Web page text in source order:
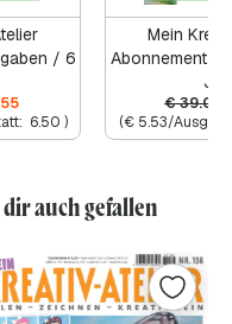
/ 6
6.50 )
Mein
Abonnement 6
€39.00
(€5.53/
auch gefallen